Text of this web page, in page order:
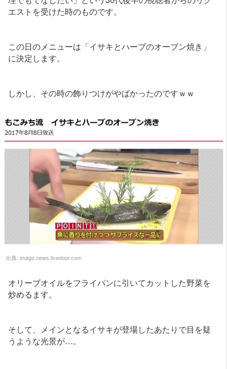
エストを受けた時のものです。
この日のメニューは「イサキとハーブのオーブン焼き」
に決定します。
しかし、その時の飾りつけがやばかったのですｗｗ
出典: image.news.livedoor.com
オリーブオイルをフライパンに引いてカットした野菜を
炒めるます。
そして、メインとなるイサキが登場したあたりで目を疑
うような光景が…。